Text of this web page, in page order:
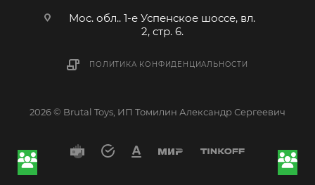
Мос. обл.. 1-е Успенское шоссе, вл.
2, стр. 6.
ПОЛИТИКА КОНФИДЕНЦИАЛЬНОСТИ
2026 © Brutal Toys, ИП Томилин Александр Сергеевич